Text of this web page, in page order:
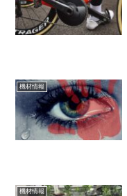
機材情報
機材情報